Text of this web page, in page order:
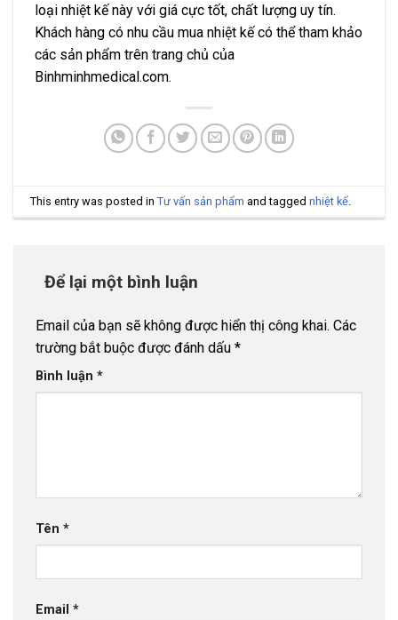
loại nhiệt kế này với giá cực tốt, chất lượng uy tín.
Khách hàng có nhu cầu mua nhiệt kế có thể tham khảo
các sản phẩm trên trang chủ của
Binhminhmedical.com.
This entry was posted inTư vấn sản phẩm and taggednhiệt kế.
Để lại một bình luận
Email của bạn sẽ không được hiển thị công khai. Các
trường bắt buộc được đánh dấu *
Bình luận *
Tên *
Email *